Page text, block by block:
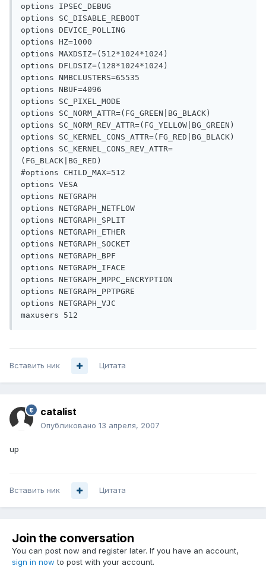
options IPSEC_DEBUG
options SC_DISABLE_REBOOT
options DEVICE_POLLING
options HZ=1000
options MAXDSIZ=(512*1024*1024)
options DFLDSIZ=(128*1024*1024)
options NMBCLUSTERS=65535
options NBUF=4096
options SC_PIXEL_MODE
options SC_NORM_ATTR=(FG_GREEN|BG_BLACK)
options SC_NORM_REV_ATTR=(FG_YELLOW|BG_GREEN)
options SC_KERNEL_CONS_ATTR=(FG_RED|BG_BLACK)
options SC_KERNEL_CONS_REV_ATTR=
(FG_BLACK|BG_RED)
#options CHILD_MAX=512
options VESA
options NETGRAPH
options NETGRAPH_NETFLOW
options NETGRAPH_SPLIT
options NETGRAPH_ETHER
options NETGRAPH_SOCKET
options NETGRAPH_BPF
options NETGRAPH_IFACE
options NETGRAPH_MPPC_ENCRYPTION
options NETGRAPH_PPTPGRE
options NETGRAPH_VJC
maxusers 512
Вставить ник Цитата
catalist
Опубликовано 13 апреля, 2007
up
Вставить ник Цитата
Join the conversation
You can post now and register later. If you have an account,
sign in now to post with your account.